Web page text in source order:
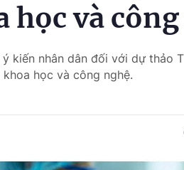
và
kiến nhân dân đối với dự thảo
học và công nghệ.